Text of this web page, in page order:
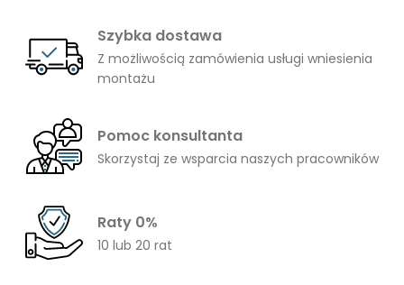
Szybka dostawa
Z możliwością zamówienia usługi wniesienia
montażu
Pomoc konsultanta
Skorzystaj ze wsparcia naszych pracowników
Raty 0%
10 lub 20 rat